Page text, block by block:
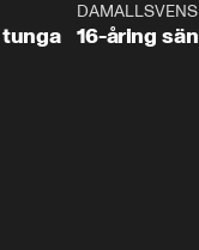
16-åring